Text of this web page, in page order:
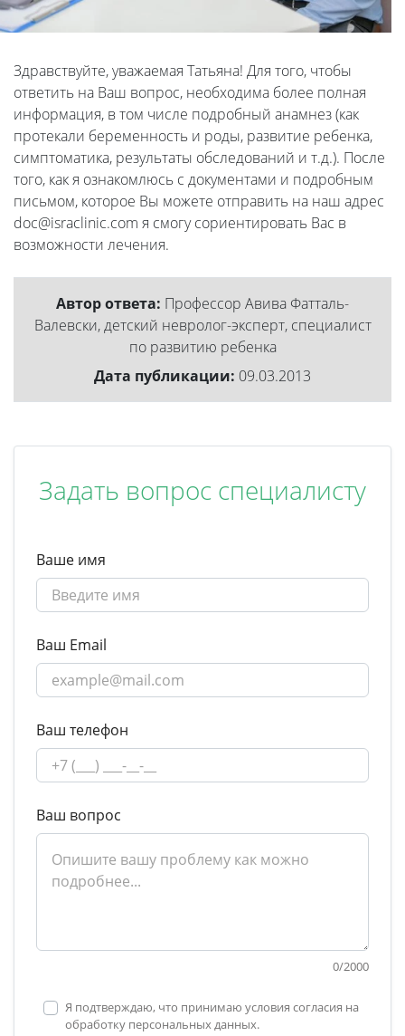
Здравствуйте, уважаемая Татьяна! Для того, чтобы
ответить на Ваш вопрос, необходима более полная
информация, в том числе подробный анамнез (как
протекали беременность и роды, развитие ребенка,
симптоматика, результаты обследований и т.д.). После
того, как я ознакомлюсь с документами и подробным
письмом, которое Вы можете отправить на наш адрес
doc@israclinic.com я смогу сориентировать Вас в
возможности лечения.
Автор ответа: Профессор Авива Фатталь-
Валевски, детский невролог-эксперт, специалист
по развитию ребенка
Дата публикации: 09.03.2013
Задать вопрос специалисту
Ваше имя
Ваш Email
Ваш телефон
Ваш вопрос
0/2000
Я подтверждаю, что принимаю условия согласия на
обработку персональных данных.